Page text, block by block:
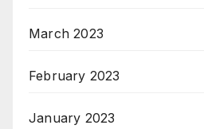
March 2023
February 2023
January 2023